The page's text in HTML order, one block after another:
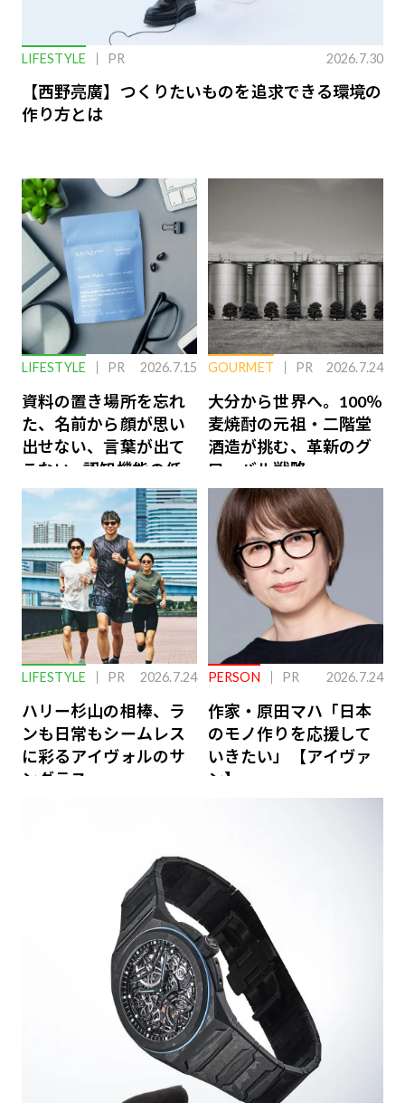
LIFESTYLE PR 2026.7.30
【西野亮廣】つくりたいものを追求できる環境の
作り方とは
LIFESTYLE PR 2026.7.15
資料の置き場所を忘れ
た、名前から顔が思い
出せない、言葉が出て
こない…認知機能の低
下を救う、脳のインナ
ーケアとは
GOURMET PR 2026.7.24
大分から世界へ。100％
麦焼酎の元祖・二階堂
酒造が挑む、革新のグ
ローバル戦略
LIFESTYLE PR 2026.7.24
ハリー杉山の相棒、ラ
ンも日常もシームレス
に彩るアイヴォルのサ
ングラス
PERSON PR 2026.7.24
作家・原田マハ「日本
のモノ作りを応援して
いきたい」【アイヴァ
ン】